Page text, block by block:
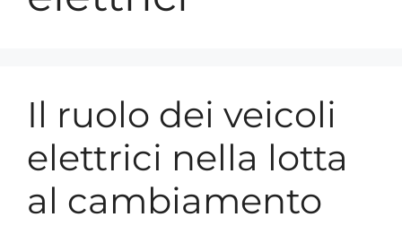
Il ruolo dei veicoli
elettrici nella lotta
al cambiamento